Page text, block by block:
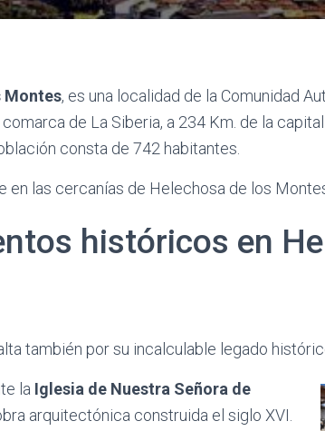
Montes, es una localidad de la Comunidad
de La Siberia, a 234 Km. de la
consta de 742 habitantes.
en las cercanías de Helechosa de los
históricos en
también por su incalculable legado
la Iglesia de Nuestra Señora de
arquitectónica construida el siglo XVI.